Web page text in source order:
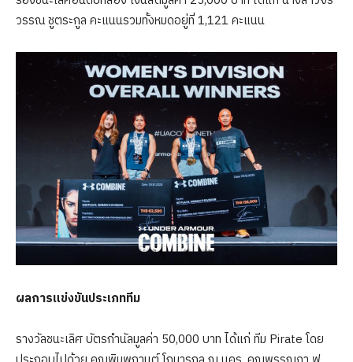
วรรณ ชูตระกูล คะแนนรวมทั้งหมดอยู่ที่ 1,121 คะแนน
ผลการแข่งขันประเภททีม
รางวัลชนะเลิศ บัตรกำนัลมูลค่า 50,000 บาท ได้แก่ ทีม Pirate โดย